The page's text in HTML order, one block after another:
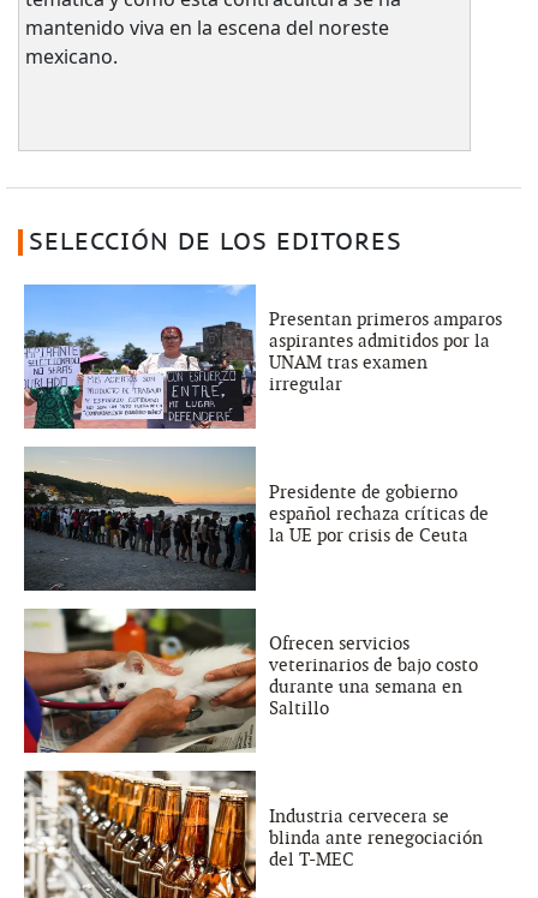
mantenido viva en la escena del noreste
mexicano.
SELECCIÓN DE LOS EDITORES
Presentan primeros amparos
aspirantes admitidos por la
UNAM tras examen
irregular
Presidente de gobierno
español rechaza críticas de
la UE por crisis de Ceuta
Ofrecen servicios
veterinarios de bajo costo
durante una semana en
Saltillo
Industria cervecera se
blinda ante renegociación
del T-MEC